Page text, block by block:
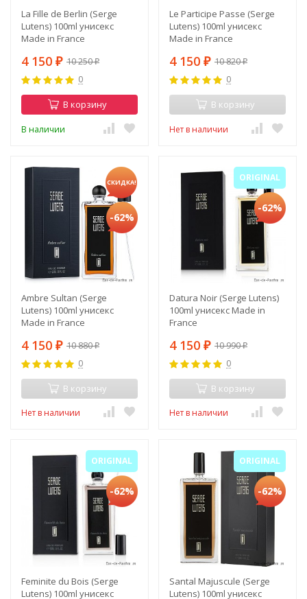
La Fille de Berlin (Serge
Lutens) 100ml унисекс
Made in France
4 150 ₽ 10 250₽
0
В корзину
В наличии
Le Participe Passe (Serge
Lutens) 100ml унисекс
Made in France
4 150 ₽ 10 820₽
0
В корзину
Нет в наличии
СКИДКА!
-62%
Ambre Sultan (Serge
Lutens) 100ml унисекс
Made in France
4 150 ₽ 10 880₽
0
В корзину
Нет в наличии
ORIGINAL
-62%
Datura Noir (Serge Lutens)
100ml унисекс Made in
France
4 150 ₽ 10 990₽
0
В корзину
Нет в наличии
ORIGINAL
-62%
Feminite du Bois (Serge
Lutens) 100ml унисекс
ORIGINAL
-62%
Santal Majuscule (Serge
Lutens) 100ml унисекс